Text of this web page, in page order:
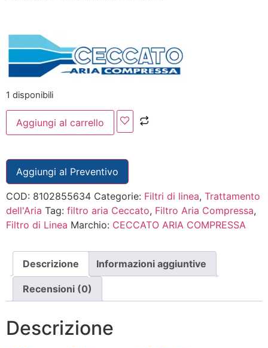
1 disponibili
Aggiungi al carrello
Aggiungi al Preventivo
COD: 8102855634 Categorie: Filtri di linea, Trattamento
dell'Aria Tag: filtro aria Ceccato, Filtro Aria Compressa,
Filtro di Linea Marchio: CECCATO ARIA COMPRESSA
Descrizione Informazioni aggiuntive
Recensioni (0)
Descrizione